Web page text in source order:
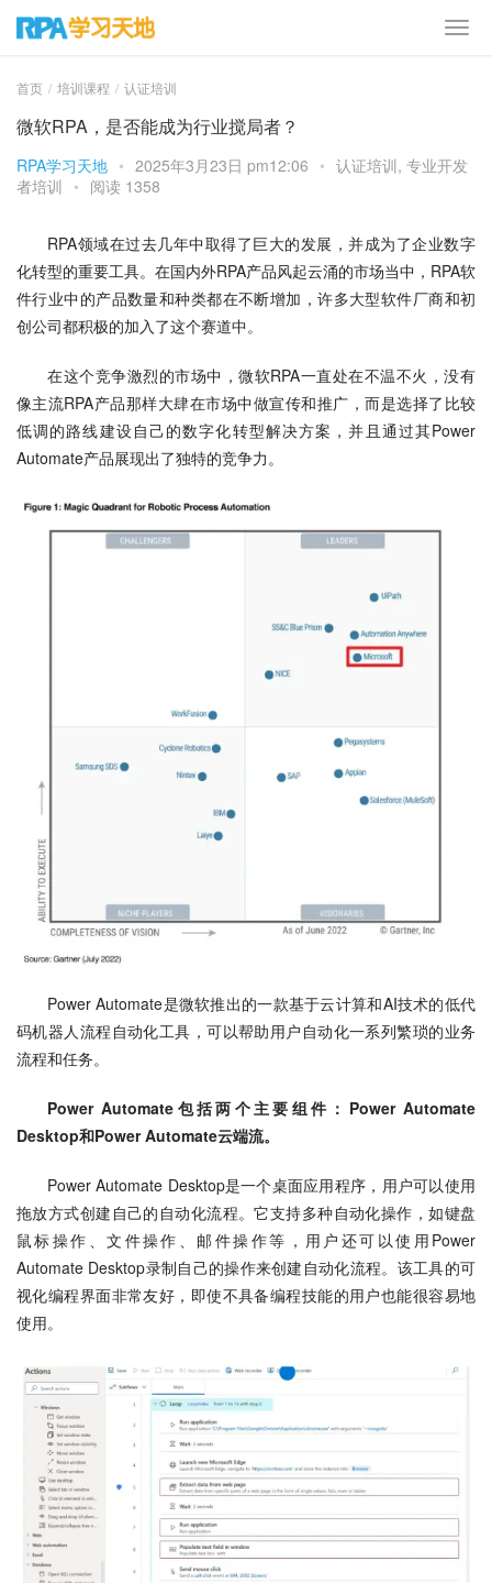
首页 培训课程 认证培训
微软RPA，是否能成为行业搅局者？
RPA学习天地 • 2025年3月23日 pm12:06 • 认证培训, 专业开发
者培训 • 阅读 1358
RPA领域在过去几年中取得了巨大的发展，并成为了企业数字
化转型的重要工具。在国内外RPA产品风起云涌的市场当中，RPA软
件行业中的产品数量和种类都在不断增加，许多大型软件厂商和初
创公司都积极的加入了这个赛道中。
在这个竞争激烈的市场中，微软RPA一直处在不温不火，没有
像主流RPA产品那样大肆在市场中做宣传和推广，而是选择了比较
低调的路线建设自己的数字化转型解决方案，并且通过其Power
Automate产品展现出了独特的竞争力。
Power Automate是微软推出的一款基于云计算和AI技术的低代
码机器人流程自动化工具，可以帮助用户自动化一系列繁琐的业务
流程和任务。
Power Automate包括两个主要组件：Power Automate
Desktop和Power Automate云端流。
Power Automate Desktop是一个桌面应用程序，用户可以使用
拖放方式创建自己的自动化流程。它支持多种自动化操作，如键盘
鼠标操作、文件操作、邮件操作等，用户还可以使用Power
Automate Desktop录制自己的操作来创建自动化流程。该工具的可
视化编程界面非常友好，即使不具备编程技能的用户也能很容易地
使用。